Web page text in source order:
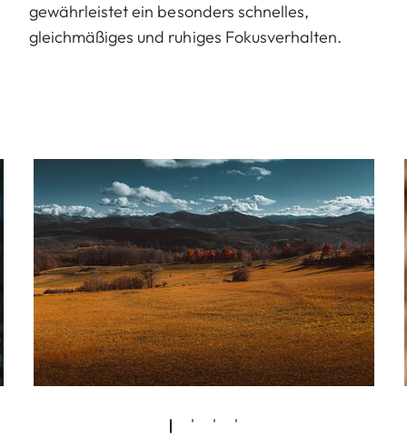
gewährleistet ein besonders schnelles,
gleichmäßiges und ruhiges Fokusverhalten.